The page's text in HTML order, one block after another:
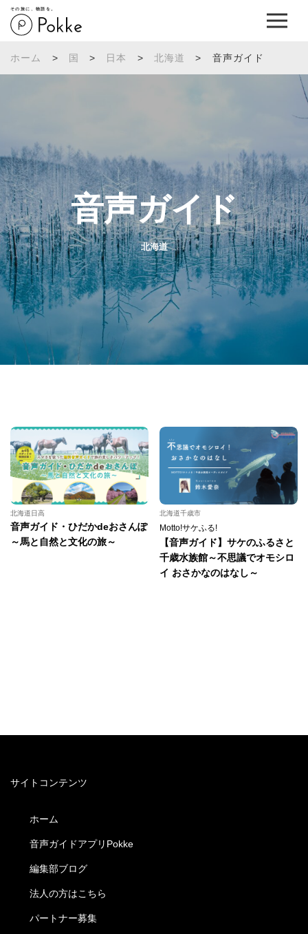
その旅に、物語を。
ホーム > 国 > 日本 > 北海道 > 音声ガイド
音声ガイド
北海道
北海道日高
音声ガイド・ひだかdeおさんぽ
～馬と自然と文化の旅～
北海道千歳市
Motto!サケふる!
【音声ガイド】サケのふるさと
千歳水族館～不思議でオモシロ
イ おさかなのはなし～
サイトコンテンツ
ホーム
音声ガイドアプリPokke
編集部ブログ
法人の方はこちら
パートナー募集